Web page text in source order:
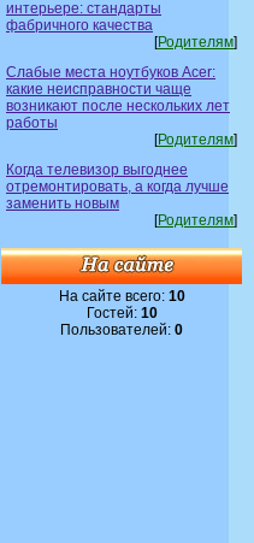
интерьере: стандарты
фабричного качества
[Родителям]
Слабые места ноутбуков Acer:
какие неисправности чаще
возникают после нескольких лет
работы
[Родителям]
Когда телевизор выгоднее
отремонтировать, а когда лучше
заменить новым
[Родителям]
На сайте всего: 10
Гостей: 10
Пользователей: 0